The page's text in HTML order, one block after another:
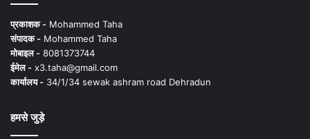
प्रकाशक - Mohammed Taha
संपादक - Mohammed Taha
मोबाइल - 8081373744
ईमेल - x3.taha@gmail.com
कार्यालय - 34/1/34 sewak ashram road Dehradun
हमसे जुड़े